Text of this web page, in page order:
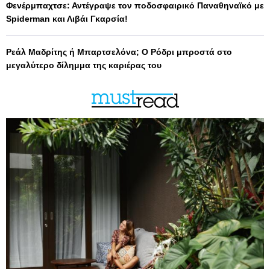
Φενέρμπαχτσε: Αντέγραψε τον ποδοσφαιρικό Παναθηναϊκό με
Spiderman και Λιβάι Γκαρσία!
Ρεάλ Μαδρίτης ή Μπαρτσελόνα; Ο Ρόδρι μπροστά στο
μεγαλύτερο δίλημμα της καριέρας του